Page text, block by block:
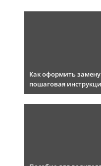
Как оформить замену
пошаговая